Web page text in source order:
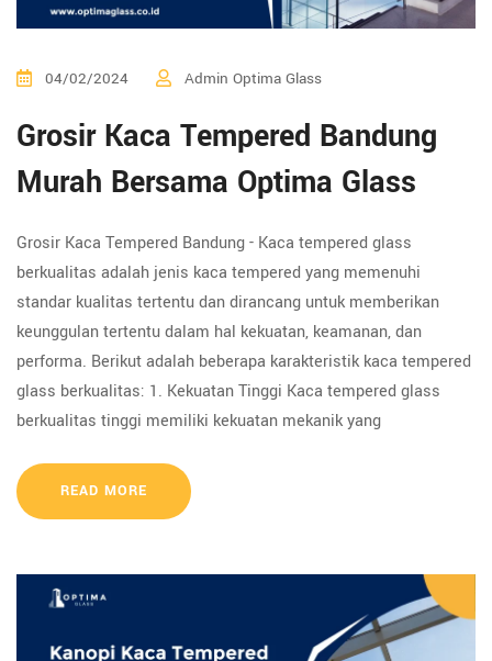
04/02/2024 Admin Optima Glass
Grosir Kaca Tempered Bandung
Murah Bersama Optima Glass
Grosir Kaca Tempered Bandung - Kaca tempered glass
berkualitas adalah jenis kaca tempered yang memenuhi
standar kualitas tertentu dan dirancang untuk memberikan
keunggulan tertentu dalam hal kekuatan, keamanan, dan
performa. Berikut adalah beberapa karakteristik kaca tempered
glass berkualitas: 1. Kekuatan Tinggi Kaca tempered glass
berkualitas tinggi memiliki kekuatan mekanik yang
READ MORE